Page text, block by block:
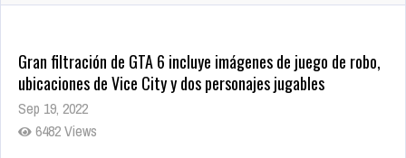
Gran filtración de GTA 6 incluye imágenes de juego de robo,
ubicaciones de Vice City y dos personajes jugables
Sep 19, 2022
6482 Views